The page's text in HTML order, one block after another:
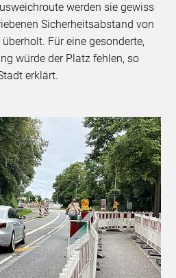
werden sie gewiss
Sicherheitsabstand von
Für eine gesonderte,
würde der Platz fehlen, so
erklärt.